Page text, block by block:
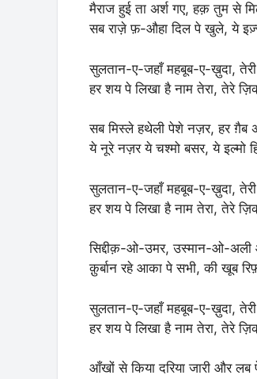
मैराज हुई ता अर्श गए, हक़ तुम से
सब राज़े फ़-औहा दिल पे खुले, ये
सुलतान-ए-जहाँ महबूब-ए-ख़ुदा,
हर शय पे लिखा है नाम तेरा, तेरे
सब मिस्ले हथेली पेशे नज़र, हर ग़ैब
ये नूरे नज़र ये चश्मो बसर, ये इल्मो
सुलतान-ए-जहाँ महबूब-ए-ख़ुदा,
हर शय पे लिखा है नाम तेरा, तेरे
सिद्दीक़-ओ-उमर, उस्मान-ओ-अली
क़ुर्बान रहे आका पे सभी, की खूब
सुलतान-ए-जहाँ महबूब-ए-ख़ुदा,
हर शय पे लिखा है नाम तेरा, तेरे
आँखों से किया दरिया जारी और लब पे